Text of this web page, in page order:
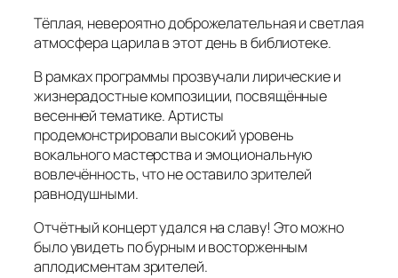
Тёплая, невероятно доброжелательная и светлая
атмосфера царила в этот день в библиотеке.
В рамках программы прозвучали лирические и
жизнерадостные композиции, посвящённые
весенней тематике. Артисты
продемонстрировали высокий уровень
вокального мастерства и эмоциональную
вовлечённость, что не оставило зрителей
равнодушными.
Отчётный концерт удался на славу! Это можно
было увидеть по бурным и восторженным
аплодисментам зрителей.